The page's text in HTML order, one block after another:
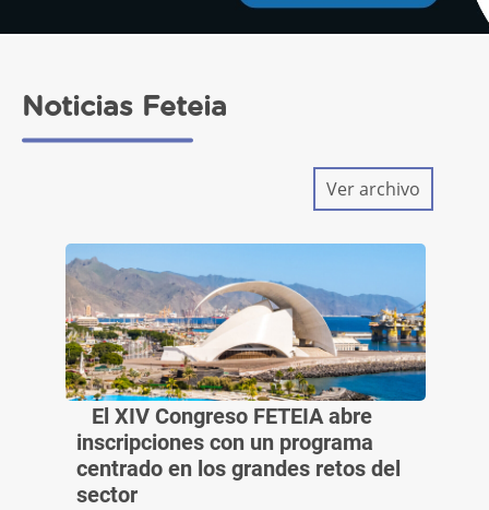
Noticias Feteia
Ver archivo
El XIV Congreso FETEIA abre
inscripciones con un programa
centrado en los grandes retos del
sector